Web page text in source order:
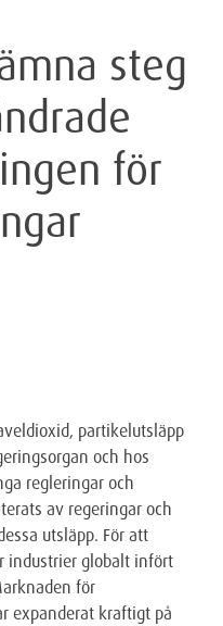
steg
för
partikelutsläpp
och hos
regleringar och
av regeringar och
utsläpp. För att
industrier globalt infört
för
expanderat kraftigt på